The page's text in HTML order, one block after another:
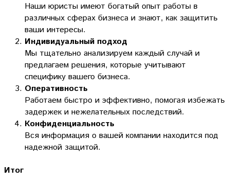
Наши юристы имеют богатый опыт работы в
различных сферах бизнеса и знают, как защитить
ваши интересы.
Индивидуальный подход
Мы тщательно анализируем каждый случай и
предлагаем решения, которые учитывают
специфику вашего бизнеса.
Оперативность
Работаем быстро и эффективно, помогая избежать
задержек и нежелательных последствий.
Конфиденциальность
Вся информация о вашей компании находится под
надежной защитой.
Итог